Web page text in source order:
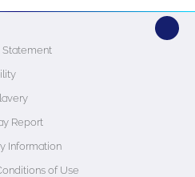
Report
Information
of Use